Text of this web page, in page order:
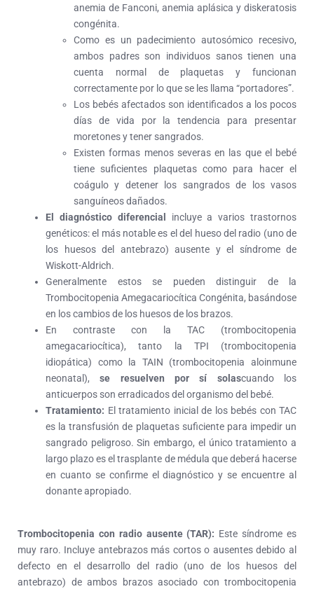
anemia de Fanconi, anemia aplásica y diskeratosis
congénita.
Como es un padecimiento autosómico recesivo,
ambos padres son individuos sanos tienen una
cuenta normal de plaquetas y funcionan
correctamente por lo que se les llama “portadores”.
Los bebés afectados son identificados a los pocos
días de vida por la tendencia para presentar
moretones y tener sangrados.
Existen formas menos severas en las que el bebé
tiene suficientes plaquetas como para hacer el
coágulo y detener los sangrados de los vasos
sanguíneos dañados.
El diagnóstico diferencial
incluye a varios trastornos
genéticos: el más notable es el del hueso del radio (uno de
los huesos del antebrazo) ausente y el síndrome de
Wiskott-Aldrich.
Generalmente estos se pueden distinguir de la
Trombocitopenia Amegacariocítica Congénita, basándose
en los cambios de los huesos de los brazos.
En contraste con la TAC (trombocitopenia
amegacariocítica), tanto la TPI (trombocitopenia
idiopática) como la TAIN (trombocitopenia aloinmune
neonatal),se resuelven por sí solascuando los
anticuerpos son erradicados del organismo del bebé.
Tratamiento: El tratamiento inicial de los bebés con TAC
es la transfusión de plaquetas suficiente para impedir un
sangrado peligroso. Sin embargo, el único tratamiento a
largo plazo es el trasplante de médula que deberá hacerse
en cuanto se confirme el diagnóstico y se encuentre al
donante apropiado.
Trombocitopenia con radio ausente (TAR): Este síndrome es
muy raro. Incluye antebrazos más cortos o ausentes debido al
defecto en el desarrollo del radio (uno de los huesos del
antebrazo) de ambos brazos asociado con trombocitopenia